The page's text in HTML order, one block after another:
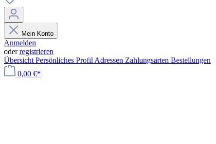
Mein Konto
Anmelden
oderregistrieren
Übersicht Persönliches Profil Adressen Zahlungsarten Bestellungen
0,00 €*